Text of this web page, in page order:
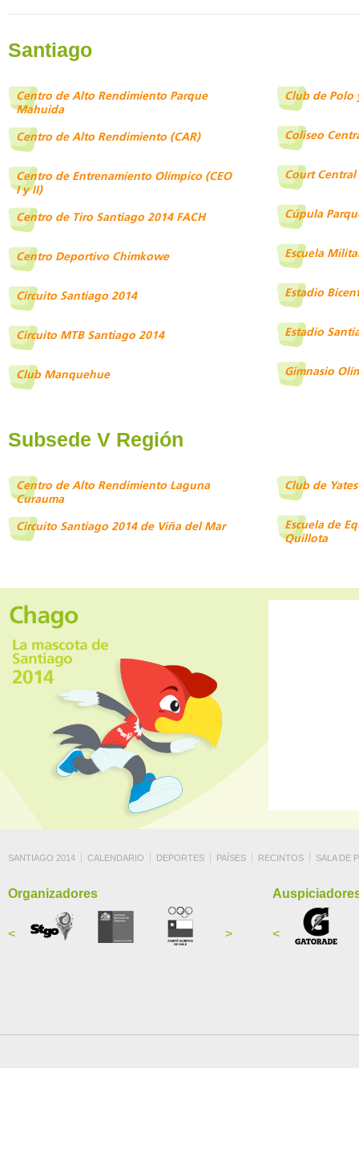
Santiago
Centro de Alto Rendimiento Parque
Mahuida
Centro de Alto Rendimiento (CAR)
Centro de Entrenamiento Olímpico (CEO
I y II)
Centro de Tiro Santiago 2014 FACH
Centro Deportivo Chimkowe
Circuito Santiago 2014
Circuito MTB Santiago 2014
Club Manquehue
Club de Polo
Coliseo
Court Central
Cúpula
Escuela
Estadio
Estadio
Gimnasio
Subsede V Región
Centro de Alto Rendimiento Laguna
Curauma
Circuito Santiago 2014 de Viña del Mar
Club de
Escuela de
Quillota
SANTIAGO 2014 CALENDARIO DEPORTES PAÍSES RECINTOS SALA DE
Organizadores
< > <